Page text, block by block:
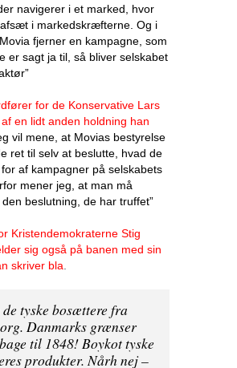
navigerer i et marked, hvor
i markedskræfterne. Og i
fjerner en kampagne, som
er sagt ja til, så bliver selskabet
for de Konservative Lars
en lidt anden holdning han
vil mene, at Movias bestyrelse
ret til selv at beslutte, hvad de
af kampagner på selskabets
mener jeg, at man må
beslutning, de har truffet”
Kristendemokraterne Stig
sig også på banen med sin
skriver bla
tyske bosættere fra
Danmarks grænser
til 1848! Boykot tyske
produkter. Nårh nej –